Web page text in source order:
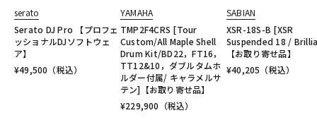
serato
Serato DJ Pro 【プロフェ
ッショナルDJソフトウェ
ア】
¥49,500 （税込）
YAMAHA
TMP2F4CRS [Tour
Custom/All Maple Shell
Drum Kit/BD22，FT16，
TT12&10，ダブルタムホ
ルダー付属/ キャラメルサ
テン]【お取り寄せ品】
¥229,900 （税込）
SABIAN
XSR-18S-B [XSR
Suspended 18 /
【お取り寄せ品】
¥40,205 （税込）